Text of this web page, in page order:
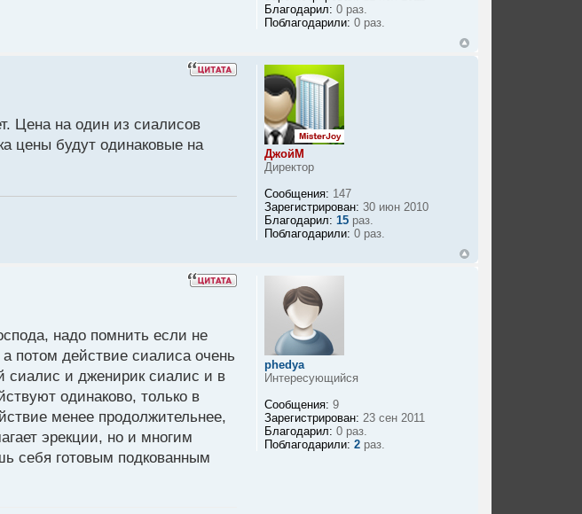
Благодарил: 0 раз.
Поблагодарили: 0 раз.
Цена на один из сиалисов
цены будут одинаковые на
ДжойМ
Директор
Сообщения: 147
Зарегистрирован: 30 июн 2010
Благодарил: 15 раз.
Поблагодарили: 0 раз.
надо помнить если не
потом действие сиалиса очень
сиалис и дженирик сиалис и в
одинаково, только в
менее продолжительнее,
эрекции, но и многим
себя готовым подкованным
phedya
Интересующийся
Сообщения: 9
Зарегистрирован: 23 сен 2011
Благодарил: 0 раз.
Поблагодарили: 2 раз.